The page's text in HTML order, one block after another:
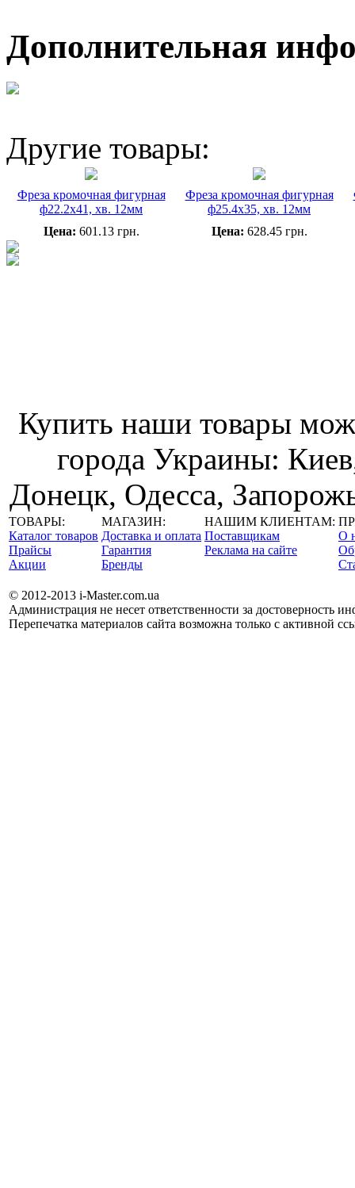
Дополнительная
Другие товары:
Фреза кромочная фигурная
ф22.2х41, хв. 12мм
Цена: 601.13 грн.
Фреза кромочная фигурная
ф25.4х35, хв. 12мм
Цена: 628.45 грн.
Купить наши товары
города Украины:
Донецк, Одесса,
ТОВАРЫ:
Каталог товаров
Прайсы
Акции
МАГАЗИН:
Доставка и оплата
Гарантия
Бренды
НАШИМ КЛИЕНТАМ:
Поставщикам
Реклама на сайте
О
© 2012-2013 i-Master.com.ua
Администрация не несет ответственности за достоверность
Перепечатка материалов сайта возможна только с активной